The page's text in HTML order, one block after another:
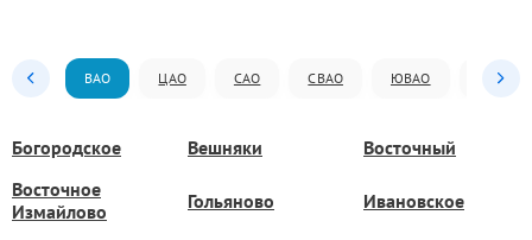
ВАО ЦАО САО СВАО ЮВАО ЮАО
Богородское Вешняки
Восточный
Восточное
Измайлово
Гольяново Ивановское